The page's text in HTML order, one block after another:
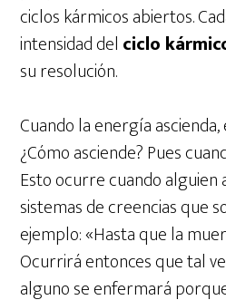
ciclos kármicos abiertos.
intensidad del ciclo
su resolución.
Cuando la energía
¿Cómo asciende? Pues
Esto ocurre cuando alguien
sistemas de creencias que
ejemplo: «Hasta que la
Ocurrirá entonces que tal
alguno se enfermará